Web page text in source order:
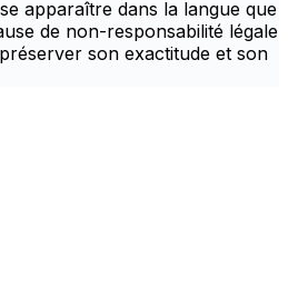
apparaître dans la langue que
de non-responsabilité légale
son exactitude et son